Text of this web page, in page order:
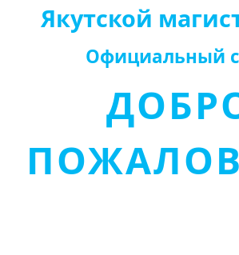
Якутской
Официальный